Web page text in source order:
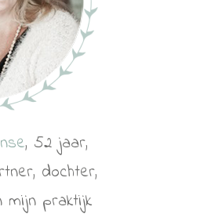
, 52 jaar,
dochter,
mijn praktijk